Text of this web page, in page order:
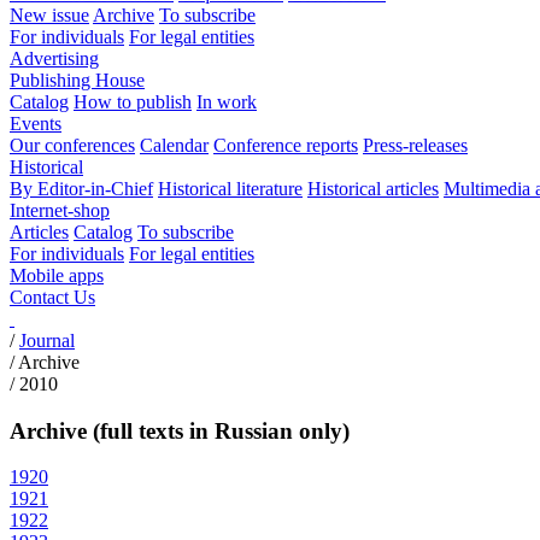
New issue Archive To subscribe
For individuals For legal entities
Advertising
Publishing House
Catalog How to publish In work
Events
Our conferences Calendar Conference reports Press-releases
Historical
By Editor-in-Chief Historical literature Historical articles Multimedia
Internet-shop
Articles Catalog To subscribe
For individuals For legal entities
Mobile apps
Contact Us
/Journal
/Archive
/ 2010
Archive (full texts in Russian only)
1920
1921
1922